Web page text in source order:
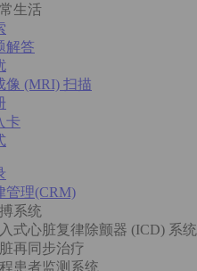
生活
解答
像 (MRI) 扫描
卡
管理(CRM)
系统
式心脏复律除颤器 (ICD) 系统
再同步治疗
患者监测系统